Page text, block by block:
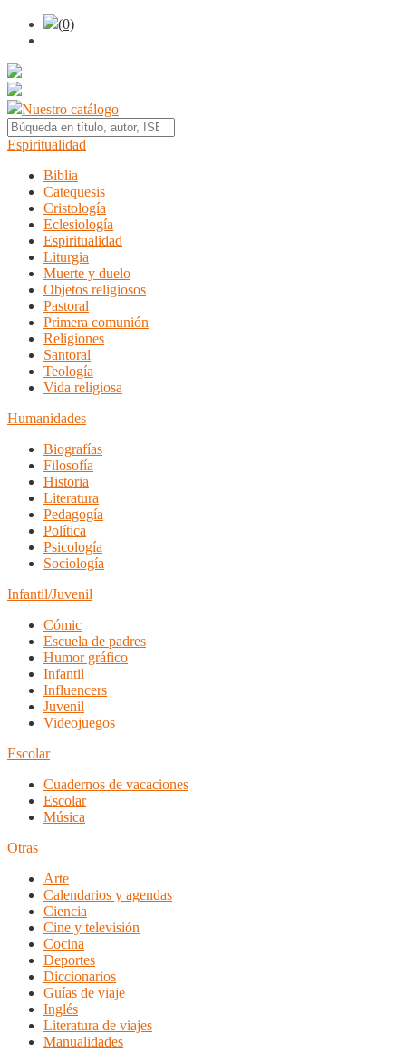
(0)
Nuestro catálogo
Espiritualidad
Biblia
Catequesis
Cristología
Eclesiología
Espiritualidad
Liturgia
Muerte y duelo
Objetos religiosos
Pastoral
Primera comunión
Religiones
Santoral
Teología
Vida religiosa
Humanidades
Biografías
Filosofía
Historia
Literatura
Pedagogía
Política
Psicología
Sociología
Infantil/Juvenil
Cómic
Escuela de padres
Humor gráfico
Infantil
Influencers
Juvenil
Videojuegos
Escolar
Cuadernos de vacaciones
Escolar
Música
Otras
Arte
Calendarios y agendas
Ciencia
Cine y televisión
Cocina
Deportes
Diccionarios
Guías de viaje
Inglés
Literatura de viajes
Manualidades